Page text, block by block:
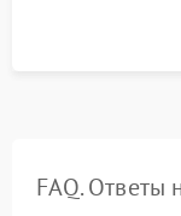
FAQ. Ответы